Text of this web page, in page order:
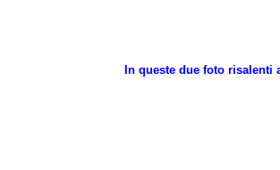
In queste due foto